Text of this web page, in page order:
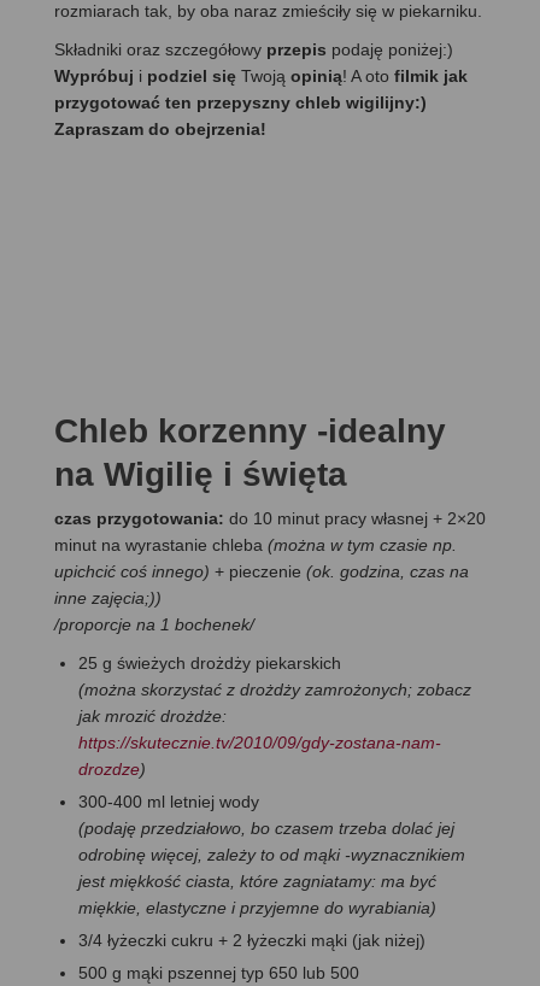
rozmiarach tak, by oba naraz zmieściły się w piekarniku.
Składniki oraz szczegółowy przepis podaję poniżej:)
Wypróbuj i podziel się Twoją opinią! A oto filmik jak
przygotować ten przepyszny chleb wigilijny:)
Zapraszam do obejrzenia!
Chleb korzenny -idealny
na Wigilię i święta
czas przygotowania: do 10 minut pracy własnej + 2×20
minut na wyrastanie chleba (można w tym czasie np.
upichcić coś innego) + pieczenie (ok. godzina, czas na
inne zajęcia;))
/proporcje na 1 bochenek/
25 g świeżych drożdży piekarskich
(można skorzystać z drożdży zamrożonych; zobacz
jak mrozić drożdże:
https://skutecznie.tv/2010/09/gdy-zostana-nam-
drozdze)
300-400 ml letniej wody
(podaję przedziałowo, bo czasem trzeba dolać jej
odrobinę więcej, zależy to od mąki -wyznacznikiem
jest miękkość ciasta, które zagniatamy: ma być
miękkie, elastyczne i przyjemne do wyrabiania)
3/4 łyżeczki cukru + 2 łyżeczki mąki (jak niżej)
500 g mąki pszennej typ 650 lub 500